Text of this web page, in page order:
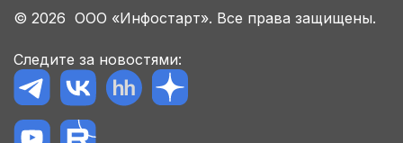
© 2026 ООО «Инфостарт». Все права защищены.
Следите за новостями: